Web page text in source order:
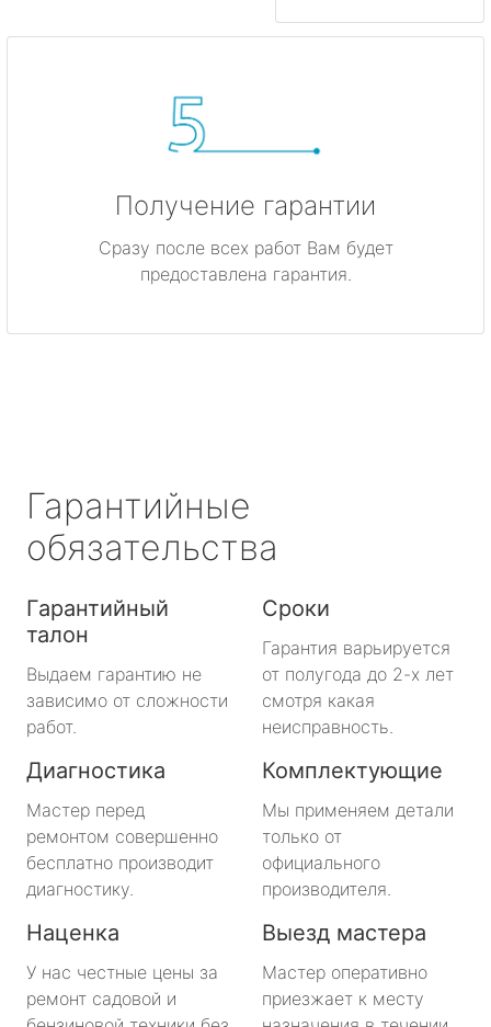
Получение гарантии
Сразу после всех работ Вам будет
предоставлена гарантия.
Гарантийные
обязательства
Гарантийный
талон
Выдаем гарантию не
зависимо от сложности
работ.
Сроки
Гарантия варьируется
от полугода до 2-х лет
смотря какая
неисправность.
Диагностика
Мастер перед
ремонтом совершенно
бесплатно производит
диагностику.
Комплектующие
Мы применяем детали
только от
официального
производителя.
Наценка
У нас честные цены за
ремонт садовой и
Выезд мастера
Мастер оперативно
приезжает к месту